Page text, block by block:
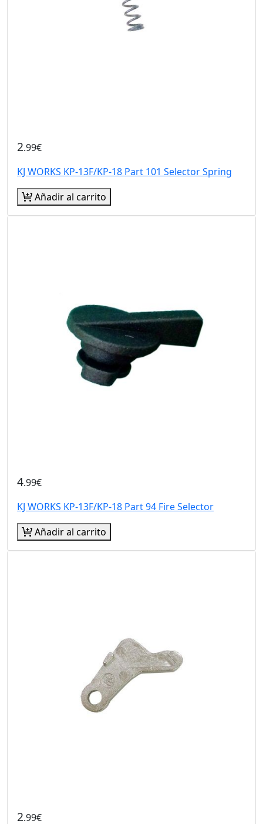
2.99€
KJ WORKS KP-13F/KP-18 Part 101 Selector Spring
Añadir al carrito
4.99€
KJ WORKS KP-13F/KP-18 Part 94 Fire Selector
Añadir al carrito
2.99€